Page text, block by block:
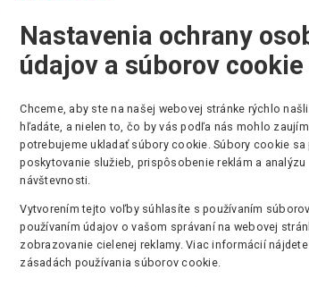
Equipment
je divízia v rámci skupiny mateco,
špeciálnych strojov pre požičovne v Európe, na
sa rozširuje dvojciferným rastom flotily
s dcérskymi spoločnosťami a externými
dcérske spoločnosti, napríklad v Taliansku,
a severských krajinách.
z kombinácie špecializovaných
plošín, teleskopických plošín a mini žeriavov;
Nastavenia ochrany
údajov a súborov cookie
Chceme, aby ste na našej webovej stránke rýchlo
hľadáte, a nielen to, čo by vás podľa nás mohlo
potrebujeme ukladať súbory cookie. Súbory cookie sa
poskytovanie služieb, prispôsobenie reklám a analýzu
návštevnosti.
Vytvorením tejto voľby súhlasíte s používaním
používaním údajov o vašom správaní na webovej
zobrazovanie cielenej reklamy. Viac informácií
zásadách používania súborov cookie.